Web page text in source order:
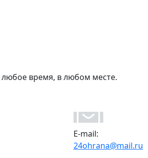
время, в любом месте.
E-mail:
24ohrana@mail.ru